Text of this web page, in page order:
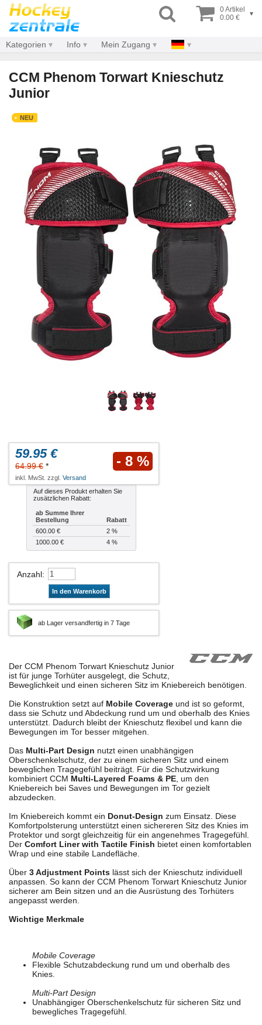
0 Artikel
0.00 €
▾
Kategorien Info Mein Zugang
CCM Phenom Torwart Knieschutz
Junior
NEU
59.95 €
64.99 € * - 8 %
inkl. MwSt. zzgl. Versand
Auf dieses Produkt erhalten Sie
zusätzlichen Rabatt:
ab Summe Ihrer
Bestellung
Rabatt
600.00 €
2 %
1000.00 €
4 %
Anzahl:
In den Warenkorb
ab Lager versandfertig in 7 Tage
Der CCM Phenom Torwart Knieschutz Junior
ist für junge Torhüter ausgelegt, die Schutz,
Beweglichkeit und einen sicheren Sitz im Kniebereich benötigen.
Die Konstruktion setzt auf Mobile Coverage und ist so geformt,
dass sie Schutz und Abdeckung rund um und oberhalb des Knies
unterstützt. Dadurch bleibt der Knieschutz flexibel und kann die
Bewegungen im Tor besser mitgehen.
Das Multi-Part Design nutzt einen unabhängigen
Oberschenkelschutz, der zu einem sicheren Sitz und einem
beweglichen Tragegefühl beiträgt. Für die Schutzwirkung
kombiniert CCM Multi-Layered Foams & PE, um den
Kniebereich bei Saves und Bewegungen im Tor gezielt
abzudecken.
Im Kniebereich kommt ein Donut-Design zum Einsatz. Diese
Komfortpolsterung unterstützt einen sichereren Sitz des Knies im
Protektor und sorgt gleichzeitig für ein angenehmes Tragegefühl.
Der Comfort Liner with Tactile Finish bietet einen komfortablen
Wrap und eine stabile Landefläche.
Über 3 Adjustment Points lässt sich der Knieschutz individuell
anpassen. So kann der CCM Phenom Torwart Knieschutz Junior
sicherer am Bein sitzen und an die Ausrüstung des Torhüters
angepasst werden.
Wichtige Merkmale
Mobile Coverage
Flexible Schutzabdeckung rund um und oberhalb des
Knies.
Multi-Part Design
Unabhängiger Oberschenkelschutz für sicheren Sitz und
bewegliches Tragegefühl.